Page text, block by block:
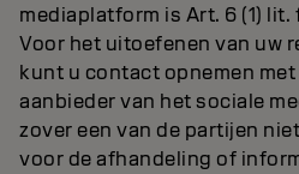
mediaplatform is Art. 6 (1) lit.
Voor het uitoefenen van uw
kunt u contact opnemen
aanbieder van het sociale
zover een van de partijen
voor de afhandeling of